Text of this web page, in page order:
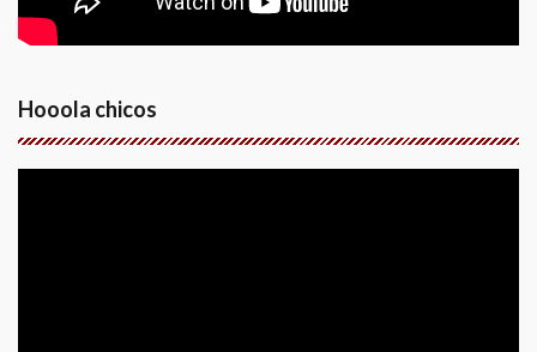
Hooola chicos